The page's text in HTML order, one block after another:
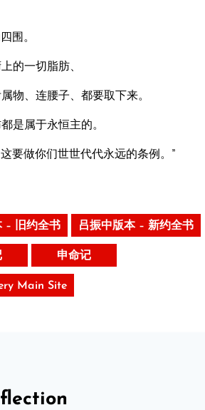
围。
的一切脂肪、
物、连腰子、都要取下来。
是属于永恒主的。
要做你们世世代代永远的条例。”
– 旧约全书 吕振中版本 – 新约全书
申命记
Main Site